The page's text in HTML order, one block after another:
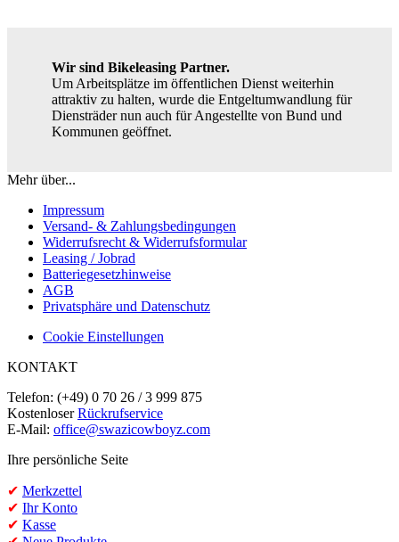
Wir sind Bikeleasing Partner.
Um Arbeitsplätze im öffentlichen Dienst weiterhin
attraktiv zu halten, wurde die Entgeltumwandlung für
Diensträder nun auch für Angestellte von Bund und
Kommunen geöffnet.
Mehr über...
Impressum
Versand- & Zahlungsbedingungen
Widerrufsrecht & Widerrufsformular
Leasing / Jobrad
Batteriegesetzhinweise
AGB
Privatsphäre und Datenschutz
Cookie Einstellungen
KONTAKT
Telefon: (+49) 0 70 26 / 3 999 875
KostenloserRückrufservice
E-Mail: office@swazicowboyz.com
Ihre persönliche Seite
✔ Merkzettel
✔ Ihr Konto
✔ Kasse